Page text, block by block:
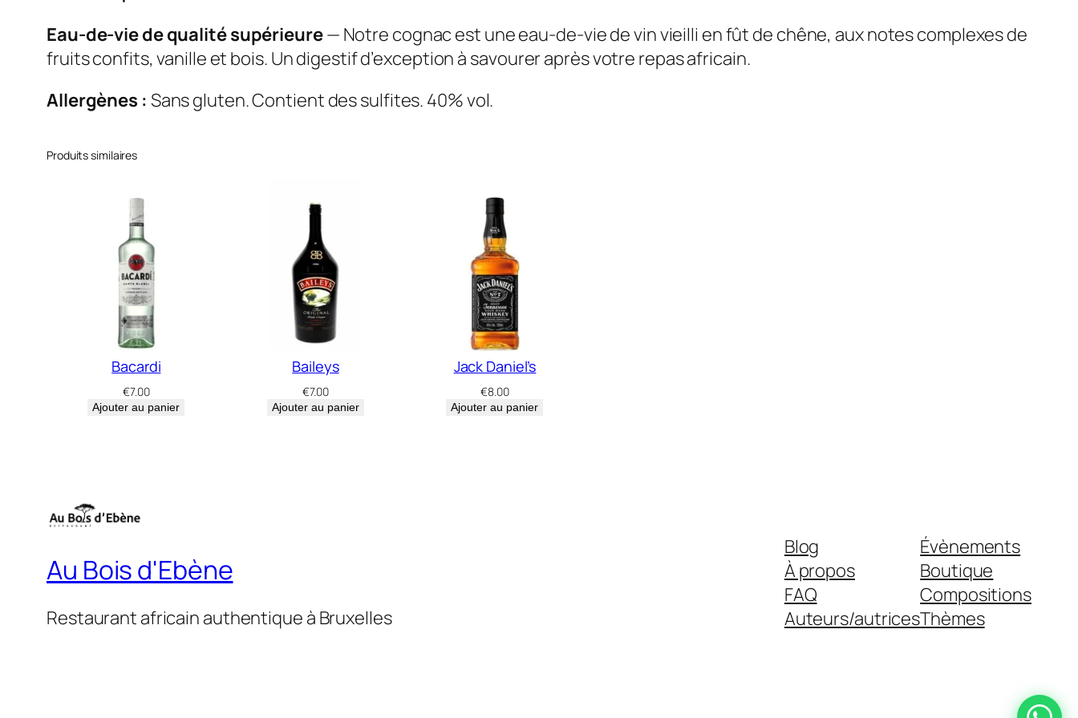
Eau-de-vie de qualité supérieure— Notre cognac est une eau-de-vie de vin vieilli en fût de chêne, aux notes complexes de
fruits confits, vanille et bois. Un digestif d’exception à savourer après votre repas africain.
Allergènes : Sans gluten. Contient des sulfites. 40% vol.
Produits similaires
Bacardi
€7.00
Ajouter au panier
Baileys
€7.00
Ajouter au panier
Jack Daniel’s
€8.00
Ajouter au panier
Au Bois d'Ebène
Restaurant africain authentique à Bruxelles
Blog
À propos
FAQ
Auteurs/autrices
Évènements
Boutique
Compositions
Thèmes